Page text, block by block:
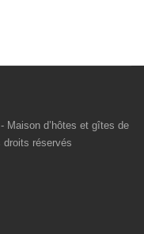
Maison d’hôtes et gîtes de
droits réservés